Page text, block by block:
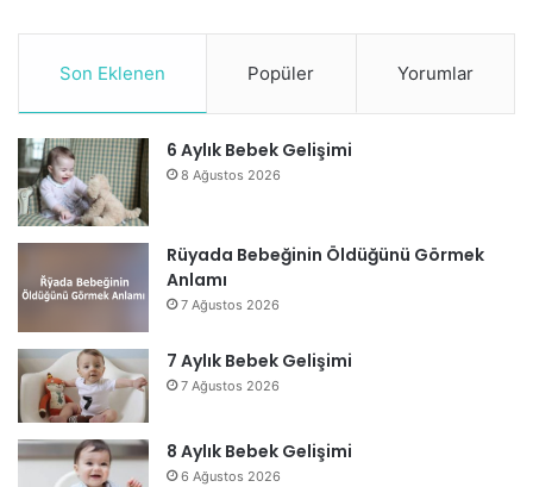
Son Eklenen Popüler Yorumlar
6 Aylık Bebek Gelişimi
8 Ağustos 2026
Rüyada Bebeğinin Öldüğünü Görmek
Anlamı
7 Ağustos 2026
7 Aylık Bebek Gelişimi
7 Ağustos 2026
8 Aylık Bebek Gelişimi
6 Ağustos 2026